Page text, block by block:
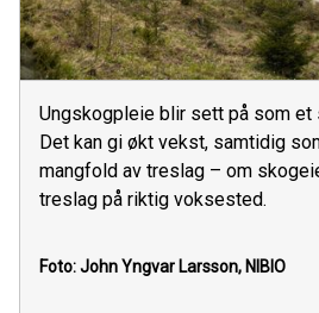
Ungskogpleie blir sett på som et
Det kan gi økt vekst, samtidig
mangfold av treslag – om
treslag på riktig voksested.
Foto: John Yngvar Larsson, NIBIO